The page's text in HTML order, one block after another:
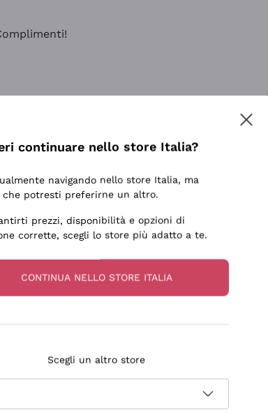
continuare nello store Italia?
navigando nello store Italia, ma
che potresti preferirne un altro.
prezzi, disponibilità e opzioni di
corrette, scegli lo store più adatto a te.
CONTINUA NELLO STORE ITALIA
Scegli un altro store